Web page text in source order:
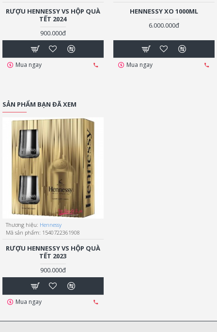
RƯỢU HENNESSY VS HỘP QUÀ
TẾT 2024
900.000đ
Mua ngay
HENNESSY XO 1000ML
6.000.000đ
Mua ngay
SẢN PHẨM BẠN ĐÃ XEM
Thương hiệu: Hennessy
Mã sản phẩm: 1540722361908
RƯỢU HENNESSY VS HỘP QUÀ
TẾT 2023
900.000đ
Mua ngay